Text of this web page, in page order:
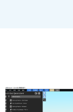
地理信息
关于全息墙